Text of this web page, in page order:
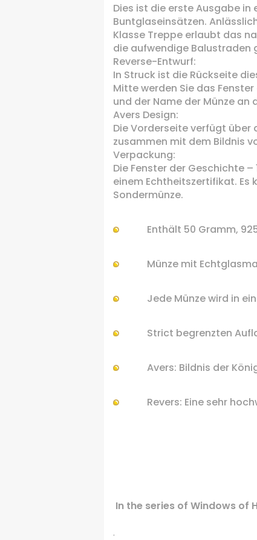
Dies ist die erste Ausgabe
Buntglaseinsätzen.
Klasse Treppe erlaubt das
die aufwendige Balustraden
Reverse-Entwurf:
In Struck ist die Rückseite
Mitte werden Sie das
und der Name der Münze an
Avers Design:
Die Vorderseite verfügt über
zusammen mit dem Bildnis
Verpackung:
Die Fenster der Geschichte
einem Echtheitszertifikat. Es
Sondermünze.
Enthält 50 Gramm,
Münze mit
Jede Münzewird in
Strict begrenzten
Avers: Bildnis der
Revers: Eine sehr
In the series of Windows of
.